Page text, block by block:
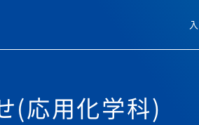
(応用化学科)